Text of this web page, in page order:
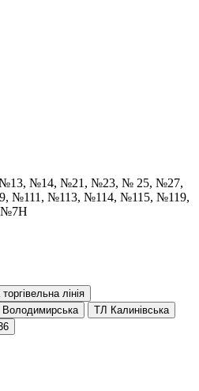
№14, №21, №23, № 25, №27,
№111, №113, №114, №115, №119,
№7Н
лінія
ТЛ Калинівська